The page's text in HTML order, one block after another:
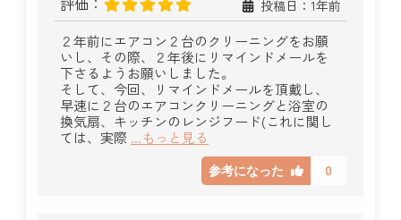
投稿日：1年前
２年前にエアコン２台のクリーニングをお願
いし、その際、２年後にリマインドメールを
下さるようお願いしました。
そして、今回、リマインドメールを頂戴し、
早速に２台のエアコンクリーニングと浴室の
換気扇、キッチンのレンジフード(これに関し
ては、実際 ...もっと見る
参考になった 0